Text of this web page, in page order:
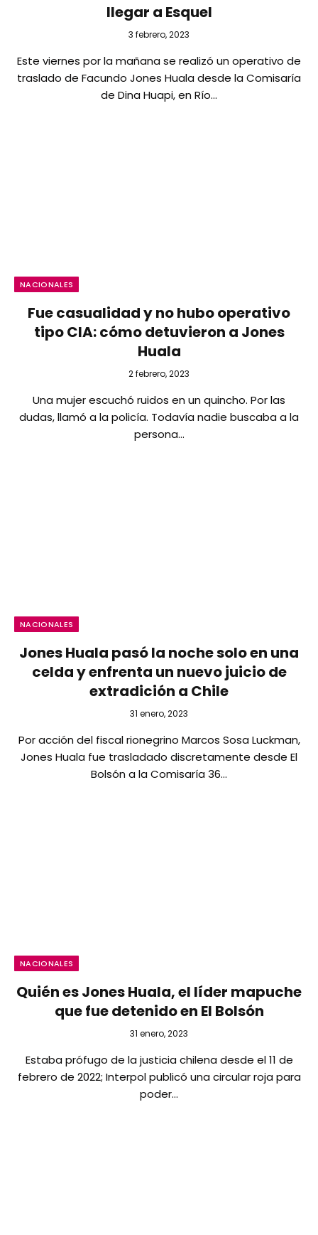
llegar a Esquel
3 febrero, 2023
Este viernes por la mañana se realizó un operativo de
traslado de Facundo Jones Huala desde la Comisaría
de Dina Huapi, en Río…
NACIONALES
Fue casualidad y no hubo operativo
tipo CIA: cómo detuvieron a Jones
Huala
2 febrero, 2023
Una mujer escuchó ruidos en un quincho. Por las
dudas, llamó a la policía. Todavía nadie buscaba a la
persona…
NACIONALES
Jones Huala pasó la noche solo en una
celda y enfrenta un nuevo juicio de
extradición a Chile
31 enero, 2023
Por acción del fiscal rionegrino Marcos Sosa Luckman,
Jones Huala fue trasladado discretamente desde El
Bolsón a la Comisaría 36…
NACIONALES
Quién es Jones Huala, el líder mapuche
que fue detenido en El Bolsón
31 enero, 2023
Estaba prófugo de la justicia chilena desde el 11 de
febrero de 2022; Interpol publicó una circular roja para
poder…